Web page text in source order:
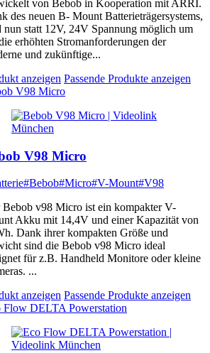
von Bebob in Kooperation mit ARRI.
des neuen B- Mount Batterieträgersystems,
nun statt 12V, 24V Spannung möglich um
erhöhten Stromanforderungen der
und zukünftige...
anzeigen Passende Produkte anzeigen
V98 Micro
V98 Micro
#Bebob#Micro#V-Mount#V98
Bebob v98 Micro ist ein kompakter V-
Akku mit 14,4V und einer Kapazität von
Dank ihrer kompakten Größe und
sind die Bebob v98 Micro ideal
für z.B. Handheld Monitore oder kleine
...
anzeigen Passende Produkte anzeigen
Flow DELTA Powerstation